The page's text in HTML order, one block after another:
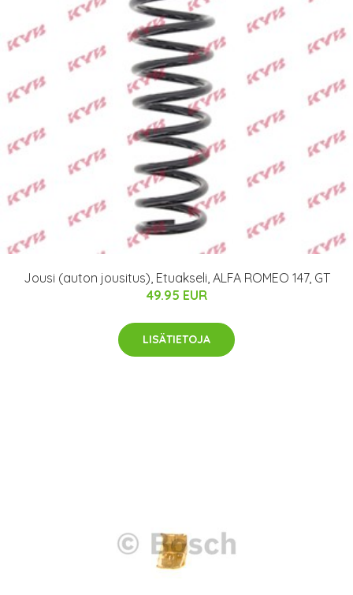
Jousi (auton jousitus), Etuakseli, ALFA ROMEO 147, GT
49.95 EUR
LISÄTIETOJA